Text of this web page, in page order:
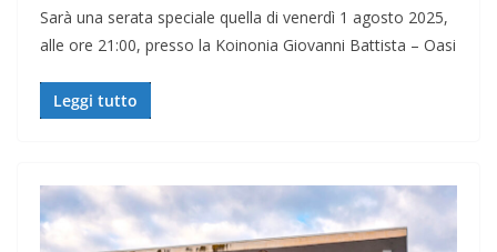
Sarà una serata speciale quella di venerdì 1 agosto 2025,
alle ore 21:00, presso la Koinonia Giovanni Battista – Oasi
Leggi tutto